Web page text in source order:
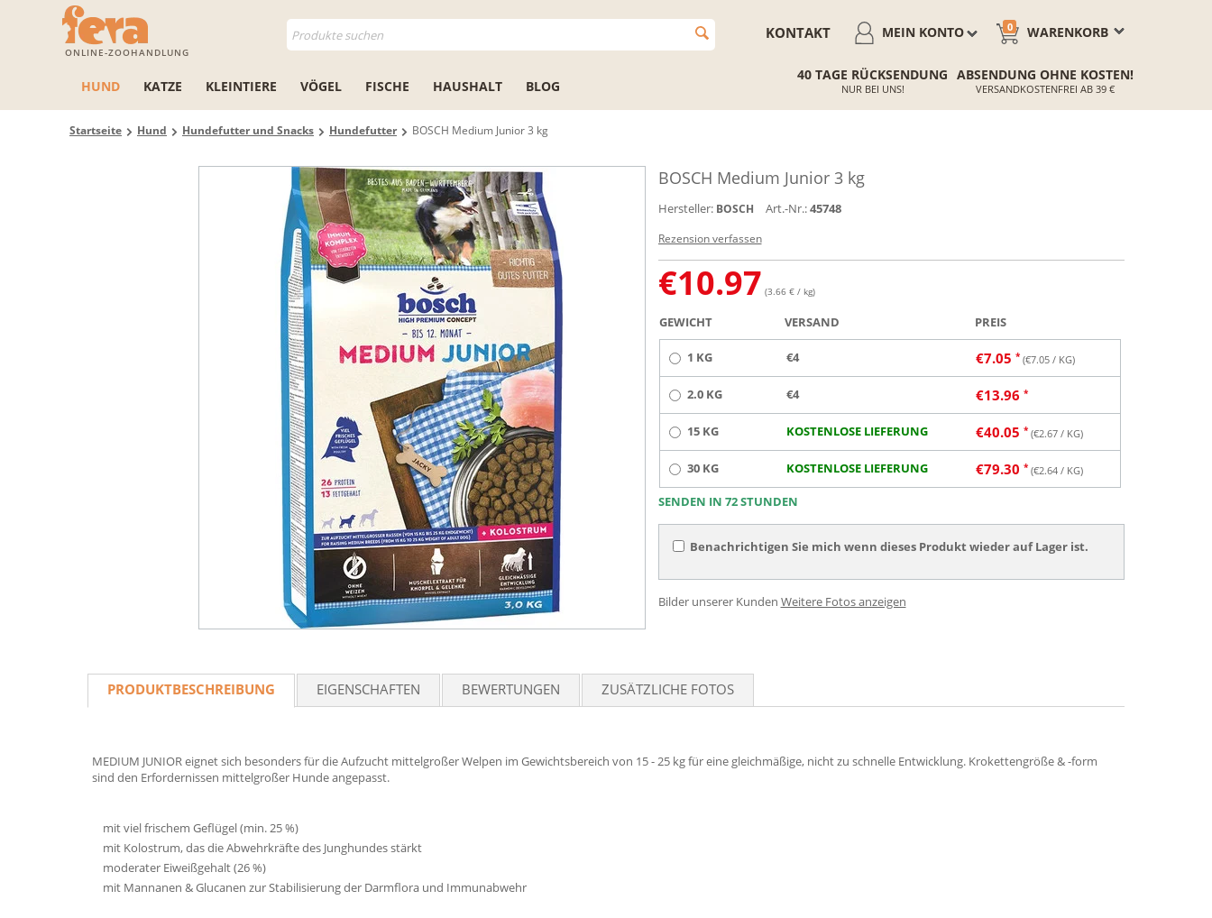
ONLINE-ZOOHANDLUNG
WARENKORB
0
MEIN KONTO
KONTAKT
HUND KATZE KLEINTIERE VÖGEL FISCHE HAUSHALT BLOG
40 TAGE RÜCKSENDUNG
NUR BEI UNS!
ABSENDUNG OHNE KOSTEN!
VERSANDKOSTENFREI AB 39 €
Startseite Hund Hundefutter und Snacks Hundefutter BOSCH Medium Junior 3 kg
BOSCH Medium Junior 3 kg
Hersteller: BOSCH Art.-Nr.:45748
Rezension verfassen
€10.97 (3.66 € / kg)
GEWICHT VERSAND PREIS
1 KG €4 €7.05 (€7.05/ KG)
2.0 KG €4 €13.96
15 KG KOSTENLOSE LIEFERUNG €40.05 (€2.67/ KG)
30 KG KOSTENLOSE LIEFERUNG €79.30 (€2.64/ KG)
SENDEN IN 72 STUNDEN
Benachrichtigen Sie mich wenn dieses Produkt wieder auf Lager ist.
Bilder unserer Kunden Weitere Fotos anzeigen
PRODUKTBESCHREIBUNG EIGENSCHAFTEN BEWERTUNGEN ZUSÄTZLICHE FOTOS
MEDIUM JUNIOR eignet sich besonders für die Aufzucht mittelgroßer Welpen im Gewichtsbereich von 15 - 25 kg für eine gleichmäßige, nicht zu schnelle Entwicklung. Krokettengröße & -form
sind den Erfordernissen mittelgroßer Hunde angepasst.
mit viel frischem Geflügel (min. 25 %)
mit Kolostrum, das die Abwehrkräfte des Junghundes stärkt
moderater Eiweißgehalt (26 %)
mit Mannanen & Glucanen zur Stabilisierung der Darmflora und Immunabwehr